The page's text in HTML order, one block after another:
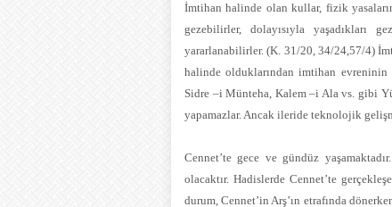
İmtihan halinde olan kullar, fizik
gezebilirler, dolayısıyla yaşadıkları
yararlanabilirler. (K. 31/20, 34/24,57/4)
halinde olduklarından imtihan evreninin
Sidre –i Münteha, Kalem –i Ala vs. gibi
yapamazlar. Ancak ileride teknolojik
Cennet’te gece ve gündüz
olacaktır. Hadislerde Cennet’te
durum, Cennet’in Arş’ın etrafında